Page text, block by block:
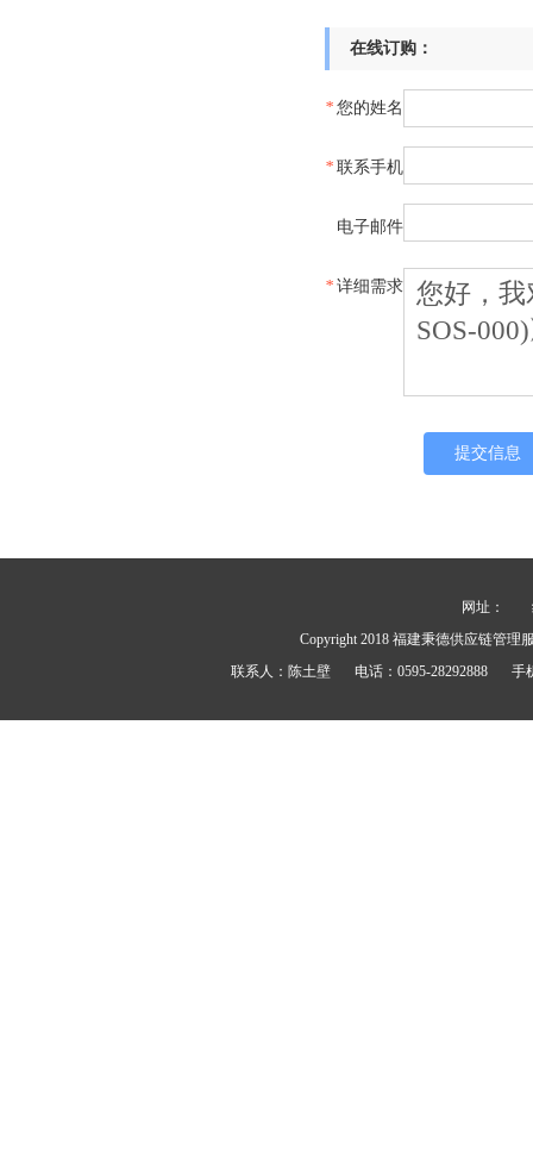
在线订购：
* 您的姓名
* 联系手机
电子邮件
* 详细需求
网址：
Copyright 2018 福建秉德供应链管理
联系人： 陈土壁 电话：0595-28292888 手